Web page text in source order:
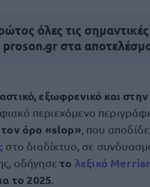
όλες τις σημαντικές
proson.gr στα
εξωφρενικό και
περιεχόμενο
τον όρο «slop» , που
στο διαδίκτυο, σε
οδήγησετο λεξικό
το 2025